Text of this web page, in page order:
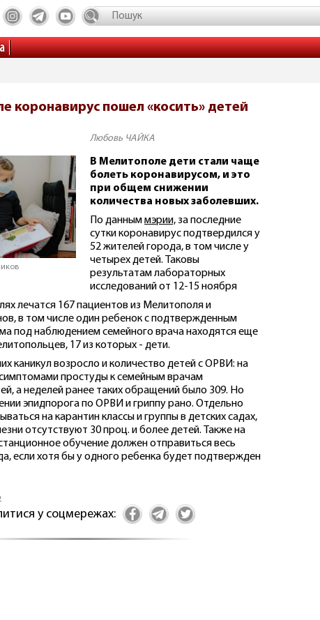
коронавирус пошел «косить» детей
Любовь ЧАЙКА
В Мелитополе дети стали чаще
болеть коронавирусом, и это
при общем снижении
количества новых заболевших.
По данныммэрии,за последние
сутки коронавирус подтвердился у
52 жителей города, в том числе у
четырех детей. Таковы
результатам лабораторных
исследований от 12-15 ноября
лечатся 167 пациентов из Мелитополя и
в том числе один ребенок с подтвержденным
под наблюдением семейного врача находятся еще
17 из которых - дети.
каникул возросло и количество детей с ОРВИ: на
простуды к семейным врачам
а неделей ранее таких обращений было 309. Но
эпидпорога по ОРВИ и гриппу рано. Отдельно
на карантин классы и группы в детских садах,
отсутствуют 30 проц. и более детей. Также на
обучение должен отправиться весь
если хотя бы у одного ребенка будет подтвержден
у соцмережах: